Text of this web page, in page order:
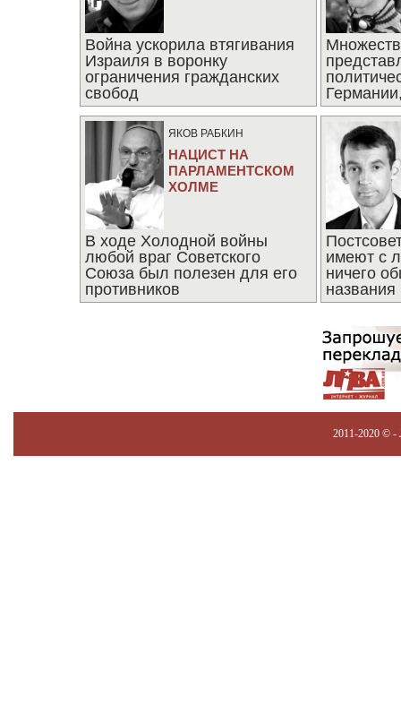
Война ускорила втягивания
Израиля в воронку
ограничения гражданских
свобод
ЯКОВ РАБКИН
НАЦИСТ НА
ПАРЛАМЕНТСКОМ
ХОЛМЕ
В ходе Холодной войны
любой враг Советского
Союза был полезен для его
противников
имеют с
ничего
названия
2011-2020 © -